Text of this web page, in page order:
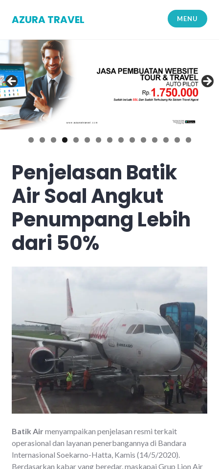
AZURA TRAVEL MENU
Penjelasan Batik
Air Soal Angkut
Penumpang Lebih
dari 50%
Batik Airmenyampaikan penjelasan resmi terkait
operasional dan layanan penerbangannya di Bandara
Internasional Soekarno-Hatta, Kamis (14/5/2020).
Berdasarkan kabar yang beredar, maskapai Grup Lion Air